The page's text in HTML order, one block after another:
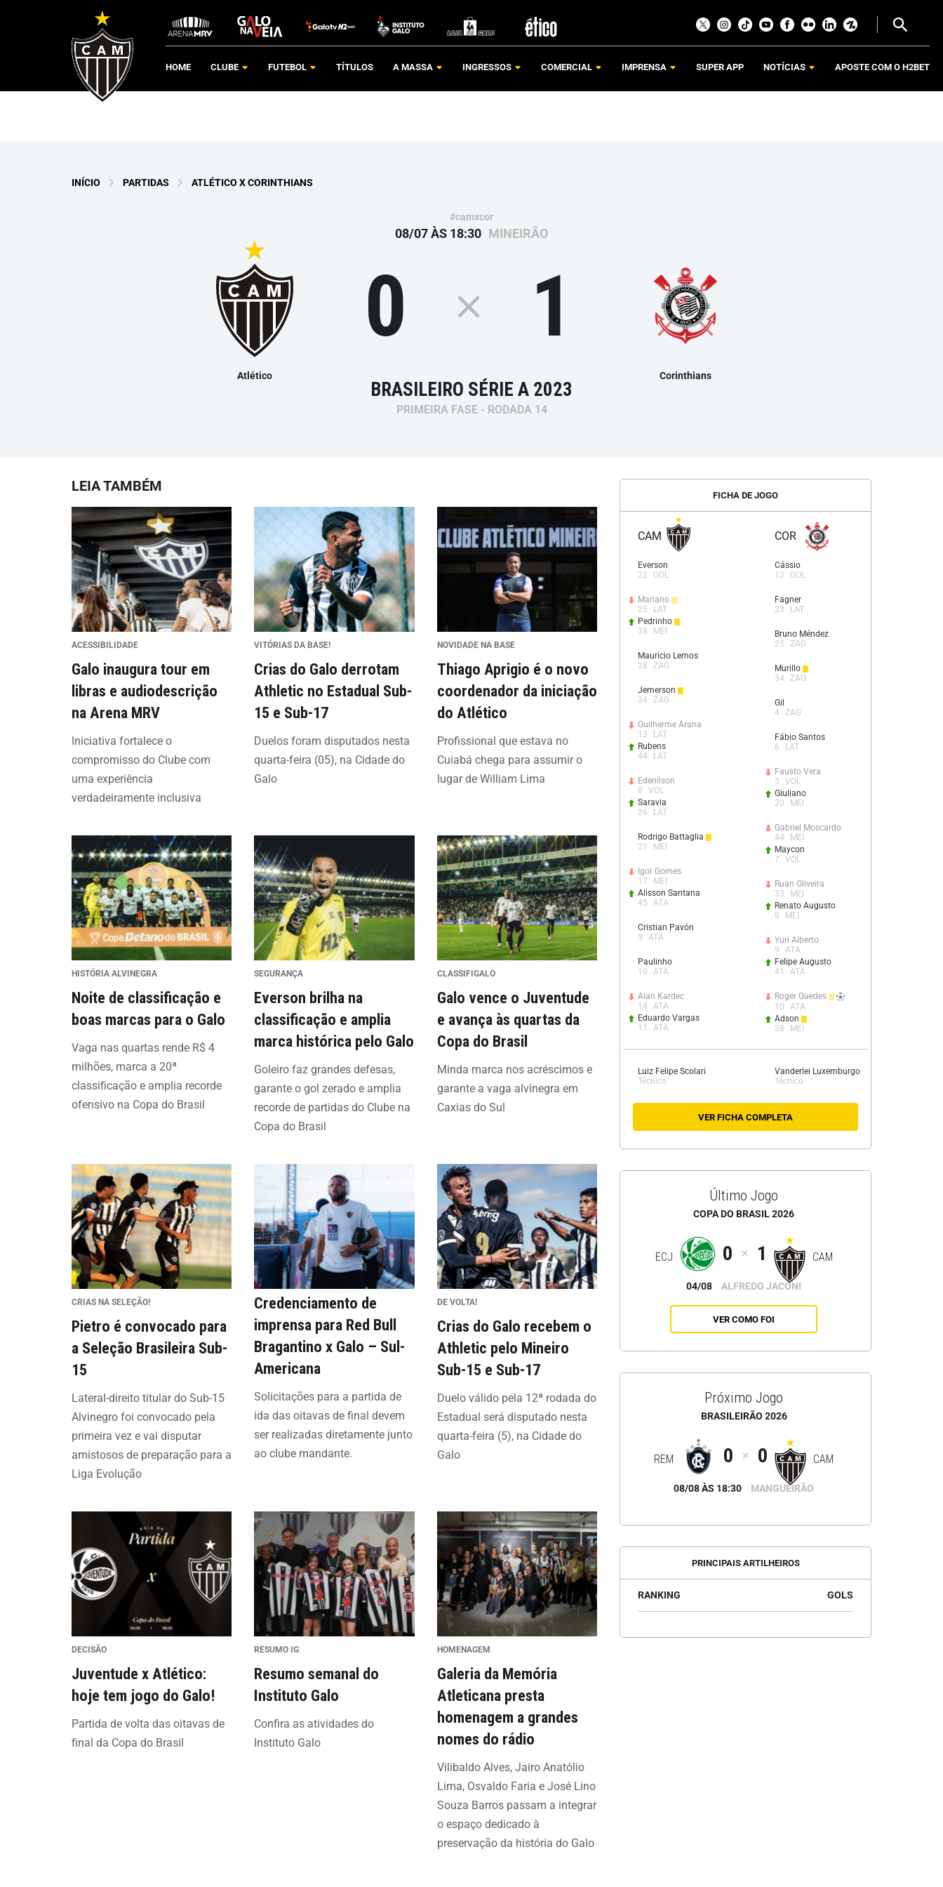
HOME CLUBE FUTEBOL TÍTULOS A MASSA INGRESSOS COMERCIAL IMPRENSA SUPER APP NOTÍCIAS APOSTE COM O H2BET
INÍCIO PARTIDAS ATLÉTICO X CORINTHIANS
#camxcor
08/07 ÀS 18:30 MINEIRÃO
Atlético
0 1
Corinthians
BRASILEIRO SÉRIE A 2023
PRIMEIRA FASE - RODADA 14
LEIA TAMBÉM
ACESSIBILIDADE
Galo inaugura tour em
libras e audiodescrição
na Arena MRV
Iniciativa fortalece o
compromisso do Clube com
uma experiência
verdadeiramente inclusiva
VITÓRIAS DA BASE!
Crias do Galo derrotam
Athletic no Estadual Sub-
15 e Sub-17
Duelos foram disputados nesta
quarta-feira (05), na Cidade do
Galo
NOVIDADE NA BASE
Thiago Aprigio é o novo
coordenador da iniciação
do Atlético
Profissional que estava no
Cuiabá chega para assumir o
lugar de William Lima
HISTÓRIA ALVINEGRA
Noite de classificação e
boas marcas para o Galo
Vaga nas quartas rende R$ 4
milhões, marca a 20ª
classificação e amplia recorde
ofensivo na Copa do Brasil
SEGURANÇA
Everson brilha na
classificação e amplia
marca histórica pelo Galo
Goleiro faz grandes defesas,
garante o gol zerado e amplia
recorde de partidas do Clube na
Copa do Brasil
CLASSIFIGALO
Galo vence o Juventude
e avança às quartas da
Copa do Brasil
Minda marca nos acréscimos e
garante a vaga alvinegra em
Caxias do Sul
CRIAS NA SELEÇÃO!
Pietro é convocado para
a Seleção Brasileira Sub-
15
Lateral-direito titular do Sub-15
Alvinegro foi convocado pela
primeira vez e vai disputar
amistosos de preparação para a
Liga Evolução
Credenciamento de
imprensa para Red Bull
Bragantino x Galo – Sul-
Americana
Solicitações para a partida de
ida das oitavas de final devem
ser realizadas diretamente junto
ao clube mandante.
DE VOLTA!
Crias do Galo recebem o
Athletic pelo Mineiro
Sub-15 e Sub-17
Duelo válido pela 12ª rodada do
Estadual será disputado nesta
quarta-feira (5), na Cidade do
Galo
DECISÃO
Juventude x Atlético:
hoje tem jogo do Galo!
Partida de volta das oitavas de
final da Copa do Brasil
RESUMO IG
Resumo semanal do
Instituto Galo
Confira as atividades do
Instituto Galo
HOMENAGEM
Galeria da Memória
Atleticana presta
homenagem a grandes
nomes do rádio
Vilibaldo Alves, Jairo Anatólio
Lima, Osvaldo Faria e José Lino
Souza Barros passam a integrar
o espaço dedicado à
preservação da história do Galo
FICHA DE JOGO
CAM
Everson
22
GOL
Mariano
25
LAT
Pedrinho
38
MEI
Mauricio Lemos
28
ZAG
Jemerson
34 ZAG
Guilherme Arana
13
LAT
Rubens
44
LAT
Edenílson
8
VOL
Saravia
26
LAT
Rodrigo Battaglia
21
MEI
Igor Gomes
17
MEI
Alisson Santana
45
ATA
Cristian Pavón
9
ATA
Paulinho
10
ATA
Alan Kardec
14 ATA
Eduardo Vargas
11
ATA
COR
Cássio
12
GOL
Fagner
23
LAT
Bruno Méndez
25
ZAG
Murillo
34 ZAG
Gil
4 ZAG
Fábio Santos
6
LAT
Fausto Vera
5
VOL
Giuliano
20
MEI
Gabriel Moscardo
44
MEI
Maycon
7
VOL
Ruan Oliveira
33
MEI
Renato Augusto
8
MEI
Yuri Alberto
9
ATA
Felipe Augusto
41
ATA
Roger Guedes
10
ATA
Adson
28
MEI
Luiz Felipe Scolari
Técnico
Vanderlei Luxemburgo
Técnico
VER FICHA COMPLETA
Último Jogo
COPA DO BRASIL 2026
ECJ 0 1 CAM
04/08 ALFREDO JACONI
VER COMO FOI
Próximo Jogo
BRASILEIRÃO 2026
REM 0 0 CAM
08/08 ÀS 18:30 MANGUEIRÃO
PRINCIPAIS ARTILHEIROS
RANKING GOLS